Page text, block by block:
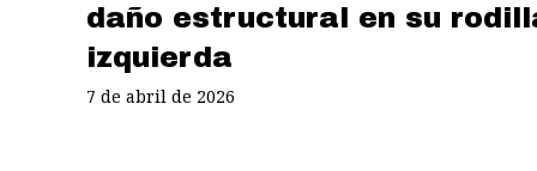
daño estructural en su
izquierda
7 de abril de 2026